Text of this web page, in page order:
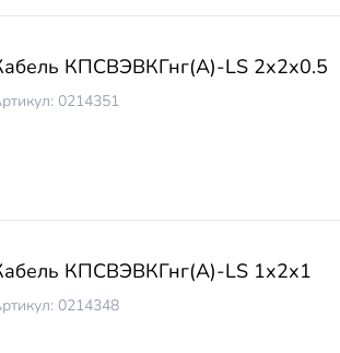
КПСВЭВКГнг(А)-LS 2х2х0.5
0214351
КПСВЭВКГнг(А)-LS 1х2х1
0214348